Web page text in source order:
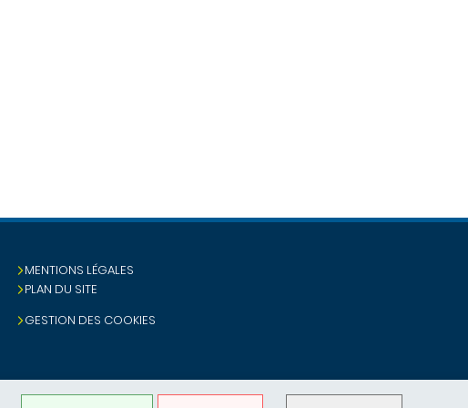
MENTIONS LÉGALES
PLAN DU SITE
GESTION DES COOKIES